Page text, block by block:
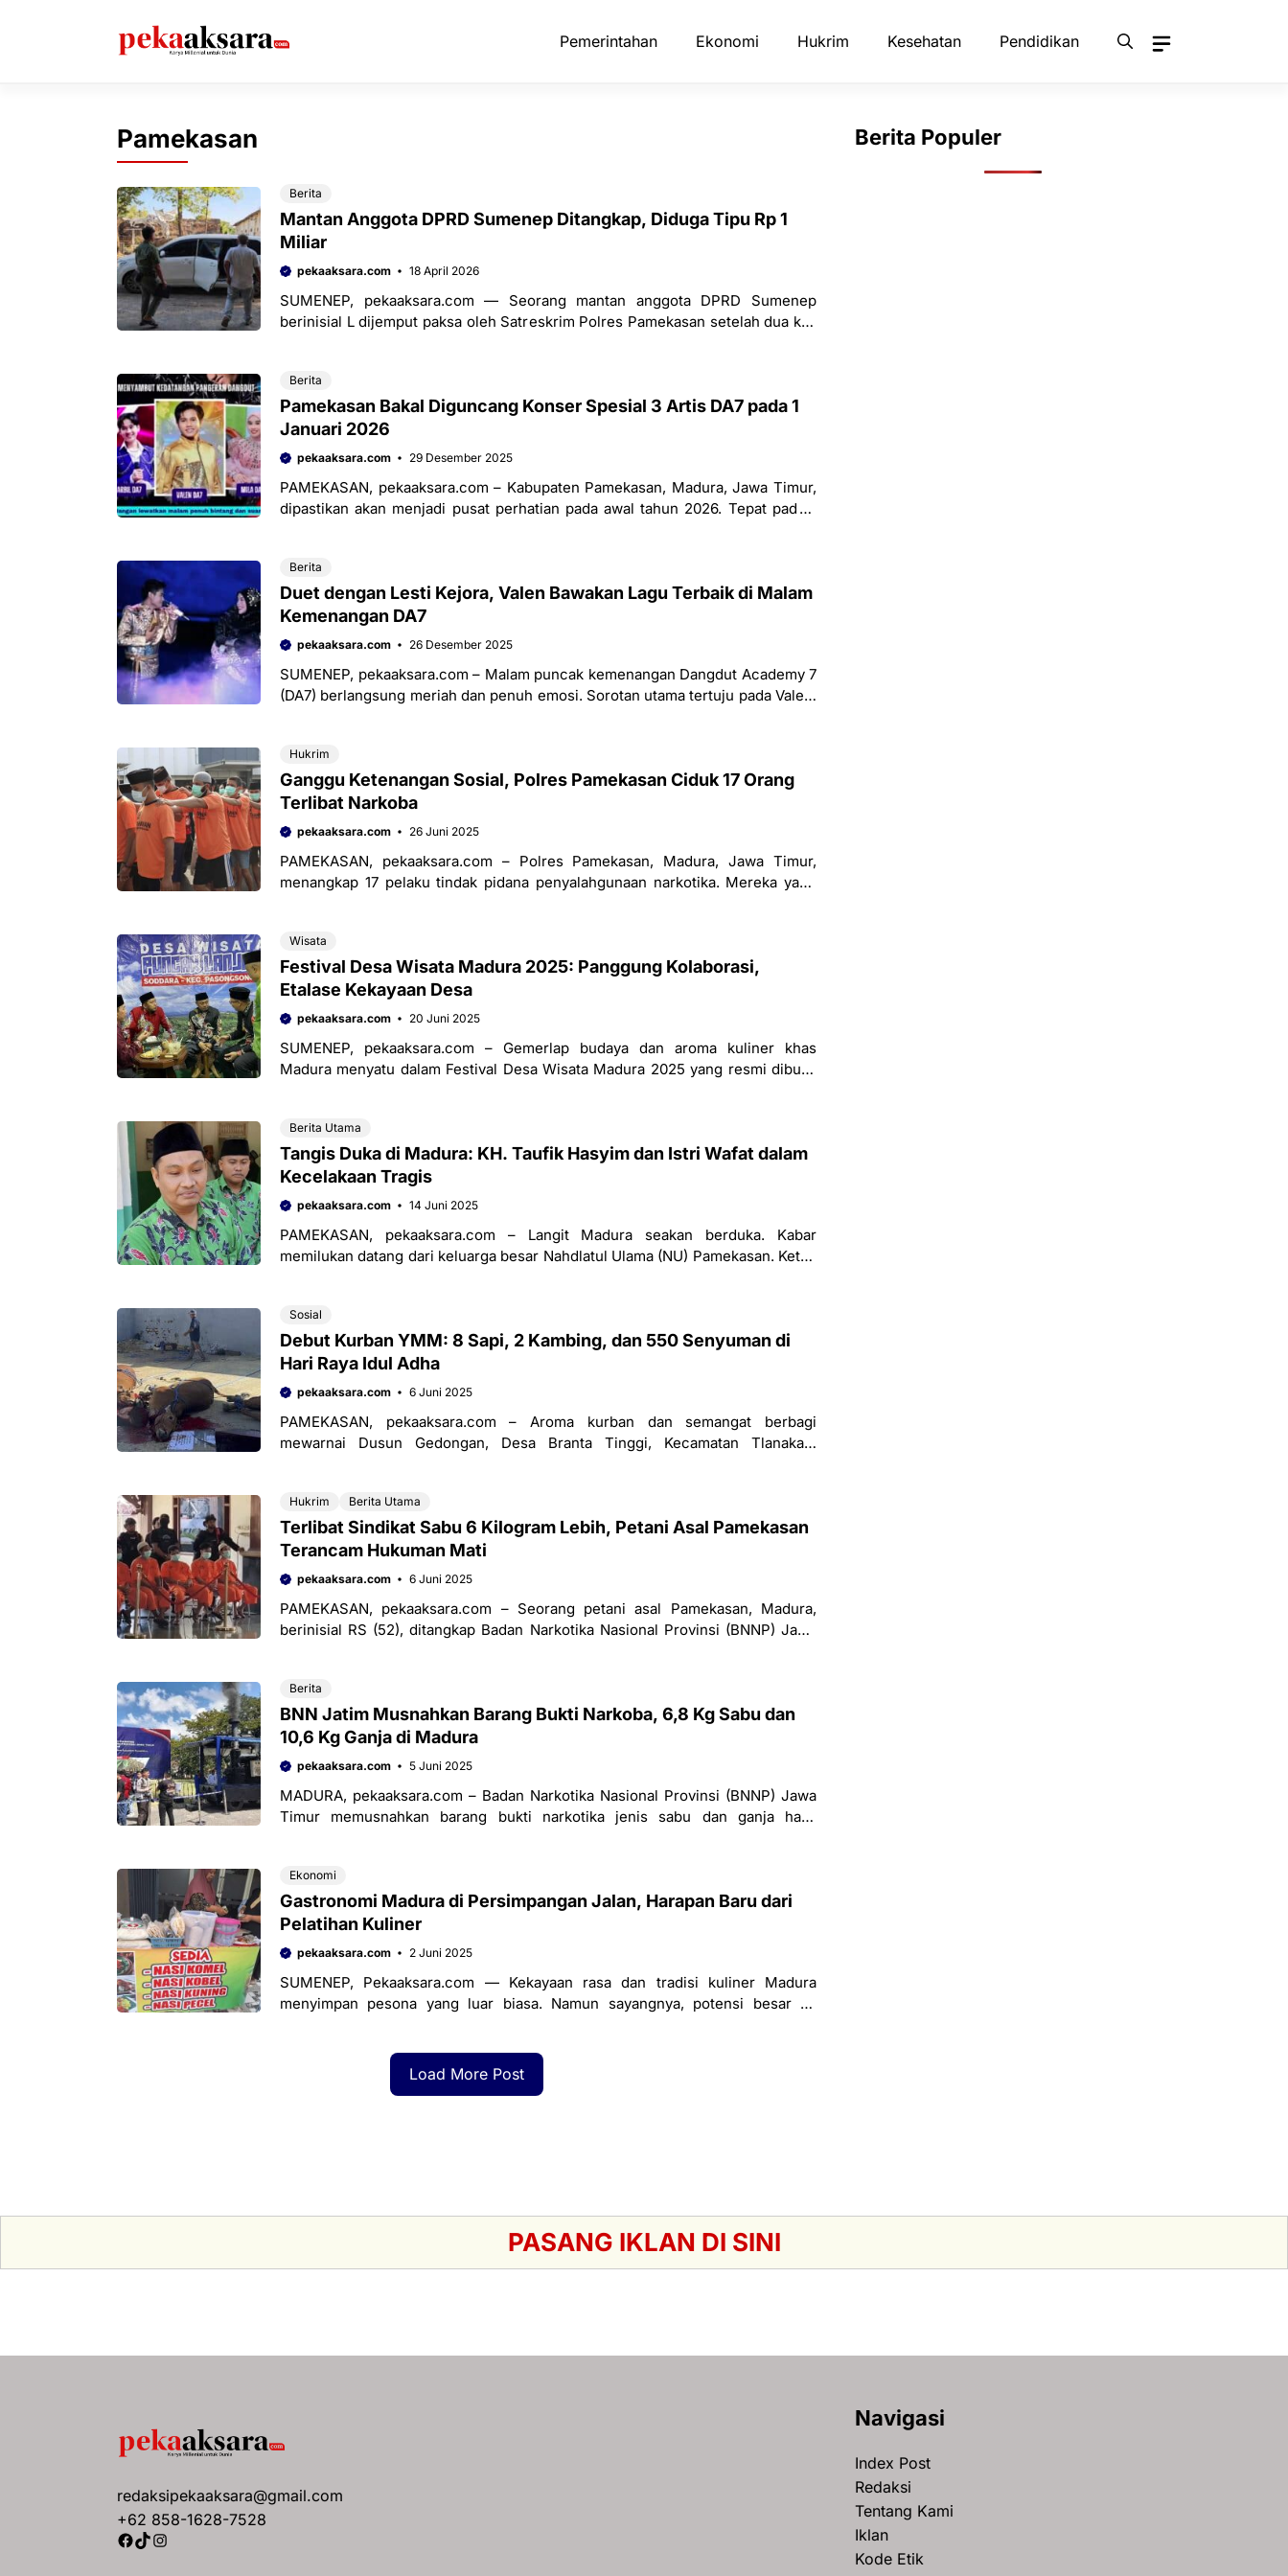
Pemerintahan Ekonomi Hukrim Kesehatan Pendidikan
Pamekasan
Berita
Mantan Anggota DPRD Sumenep Ditangkap, Diduga Tipu Rp 1
Miliar
pekaaksara.com 18 April 2026
SUMENEP, pekaaksara.com — Seorang mantan anggota DPRD Sumenep
berinisial L dijemput paksa oleh Satreskrim Polres Pamekasan setelah dua kali
Berita
Pamekasan Bakal Diguncang Konser Spesial 3 Artis DA7 pada 1
Januari 2026
pekaaksara.com 29 Desember 2025
PAMEKASAN, pekaaksara.com – Kabupaten Pamekasan, Madura, Jawa Timur,
dipastikan akan menjadi pusat perhatian pada awal tahun 2026. Tepat pada 1
Berita
Duet dengan Lesti Kejora, Valen Bawakan Lagu Terbaik di Malam
Kemenangan DA7
pekaaksara.com 26 Desember 2025
SUMENEP, pekaaksara.com – Malam puncak kemenangan Dangdut Academy 7
(DA7) berlangsung meriah dan penuh emosi. Sorotan utama tertuju pada Valen,
Hukrim
Ganggu Ketenangan Sosial, Polres Pamekasan Ciduk 17 Orang
Terlibat Narkoba
pekaaksara.com 26 Juni 2025
PAMEKASAN, pekaaksara.com – Polres Pamekasan, Madura, Jawa Timur,
menangkap 17 pelaku tindak pidana penyalahgunaan narkotika. Mereka yang
Wisata
Festival Desa Wisata Madura 2025: Panggung Kolaborasi,
Etalase Kekayaan Desa
pekaaksara.com 20 Juni 2025
SUMENEP, pekaaksara.com – Gemerlap budaya dan aroma kuliner khas
Madura menyatu dalam Festival Desa Wisata Madura 2025 yang resmi dibuka
Berita Utama
Tangis Duka di Madura: KH. Taufik Hasyim dan Istri Wafat dalam
Kecelakaan Tragis
pekaaksara.com 14 Juni 2025
PAMEKASAN, pekaaksara.com – Langit Madura seakan berduka. Kabar
memilukan datang dari keluarga besar Nahdlatul Ulama (NU) Pamekasan. Ketua
Sosial
Debut Kurban YMM: 8 Sapi, 2 Kambing, dan 550 Senyuman di
Hari Raya Idul Adha
pekaaksara.com 6 Juni 2025
PAMEKASAN, pekaaksara.com – Aroma kurban dan semangat berbagi
mewarnai Dusun Gedongan, Desa Branta Tinggi, Kecamatan Tlanakan,
Hukrim Berita Utama
Terlibat Sindikat Sabu 6 Kilogram Lebih, Petani Asal Pamekasan
Terancam Hukuman Mati
pekaaksara.com 6 Juni 2025
PAMEKASAN, pekaaksara.com – Seorang petani asal Pamekasan, Madura,
berinisial RS (52), ditangkap Badan Narkotika Nasional Provinsi (BNNP) Jawa
Berita
BNN Jatim Musnahkan Barang Bukti Narkoba, 6,8 Kg Sabu dan
10,6 Kg Ganja di Madura
pekaaksara.com 5 Juni 2025
MADURA, pekaaksara.com – Badan Narkotika Nasional Provinsi (BNNP) Jawa
Timur memusnahkan barang bukti narkotika jenis sabu dan ganja hasil
Ekonomi
Gastronomi Madura di Persimpangan Jalan, Harapan Baru dari
Pelatihan Kuliner
pekaaksara.com 2 Juni 2025
SUMENEP, Pekaaksara.com — Kekayaan rasa dan tradisi kuliner Madura
menyimpan pesona yang luar biasa. Namun sayangnya, potensi besar ini
Load More Post
Berita Populer
PASANG IKLAN DI SINI
redaksipekaaksara@gmail.com
+62 858-1628-7528
Facebook
TikTok
Instagram
Navigasi
Index Post
Redaksi
Tentang Kami
Iklan
Kode Etik